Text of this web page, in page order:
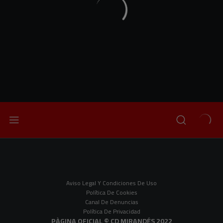
Aviso Legal Y Condiciones De Uso
Política De Cookies
Canal De Denuncias
Política De Privacidad